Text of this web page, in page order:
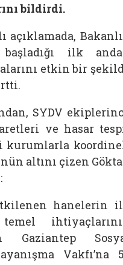
bildirdi.
açıklamada,
ilk
etkin bir
SYDV
ve hasar
kurumlarla
altını çizen
hanelerin
Gaziantep
Vakfı’na